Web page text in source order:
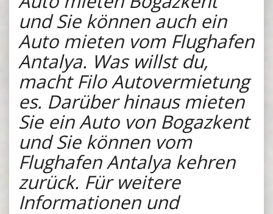
und Sie können auch ein
Auto mieten vom Flughafen
Antalya. Was willst du,
macht Filo Autovermietung
es. Darüber hinaus mieten
Sie ein Auto von Bogazkent
und Sie können vom
Flughafen Antalya kehren
zurück. Für weitere
Informationen und